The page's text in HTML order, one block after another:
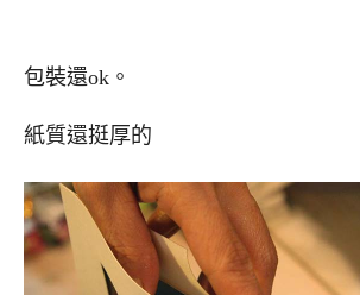
包裝還ok。
紙質還挺厚的